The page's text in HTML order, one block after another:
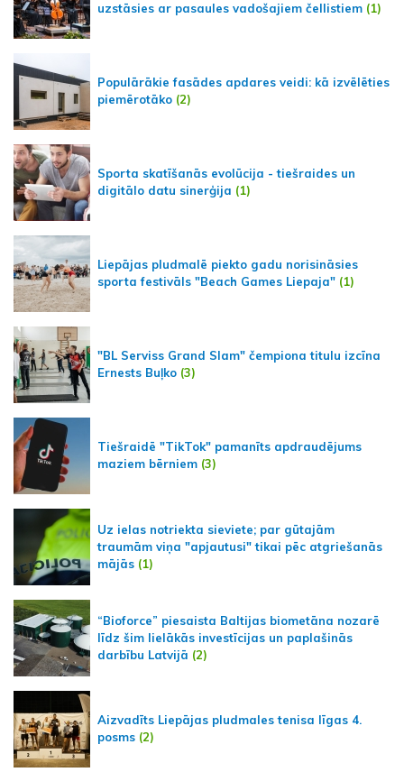
uzstāsies ar pasaules vadošajiem čellistiem (1)
Populārākie fasādes apdares veidi: kā izvēlēties
piemērotāko (2)
Sporta skatīšanās evolūcija - tiešraides un
digitālo datu sinerģija (1)
Liepājas pludmalē piekto gadu norisināsies
sporta festivāls "Beach Games Liepaja" (1)
"BL Serviss Grand Slam" čempiona titulu izcīna
Ernests Buļko (3)
Tiešraidē "TikTok" pamanīts apdraudējums
maziem bērniem (3)
Uz ielas notriekta sieviete; par gūtajām
traumām viņa "apjautusi" tikai pēc atgriešanās
mājās (1)
“Bioforce” piesaista Baltijas biometāna nozarē
līdz šim lielākās investīcijas un paplašinās
darbību Latvijā (2)
Aizvadīts Liepājas pludmales tenisa līgas 4.
posms (2)